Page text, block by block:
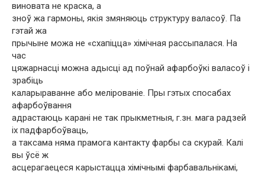
виновата не краска, а
зноў жа гармоны, якія змяняюць структуру валасоў. Па
гэтай жа
прычыне можа не «схапіцца» хімічная рассыпалася. На
час
цяжарнасці можна адысці ад поўнай афарбоўкі валасоў і
зрабіць
каларыраванне або мелірованіе. Пры гэтых спосабах
афарбоўвання
адрастаюць карані не так прыкметныя, г.зн. мага радзей
іх падфарбоўваць,
а таксама няма прамога кантакту фарбы са скурай. Калі
вы ўсё ж
асцерагаецеся карыстацца хімічнымі фарбавальнікамі,